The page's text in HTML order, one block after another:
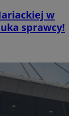
w
sprawcy!